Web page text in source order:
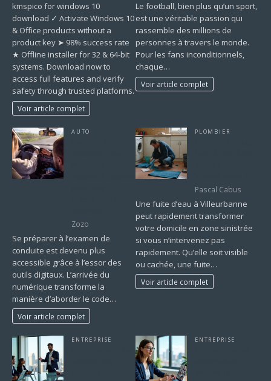
kmspico for windows 10
download ✓ Activate Windows 10
& Office products without a
product key ➤ 98% success rate
★ Offline installer for 32 & 64-bit
systems. Download now to
access full features and verify
safety through trusted platforms.
Voir article complet
Le football, bien plus qu’un sport,
est une véritable passion qui
rassemble des millions de
personnes à travers le monde.
Pour les fans inconditionnels,
chaque…
Voir article complet
AUTO
Zozo
Se préparer à l’examen de
conduite est devenu plus
accessible grâce à l’essor des
outils digitaux. L’arrivée du
numérique transforme la
manière d’aborder le code…
Voir article complet
PLOMBIER
Pascal Cabus
Une fuite d’eau à Villeurbanne
peut rapidement transformer
votre domicile en zone sinistrée
si vous n’intervenez pas
rapidement. Qu’elle soit visible
ou cachée, une fuite…
Voir article complet
ENTREPRISE ENTREPRISE